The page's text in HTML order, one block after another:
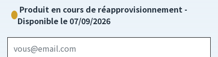
Produit en cours de réapprovisionnement -
Disponible le 07/09/2026